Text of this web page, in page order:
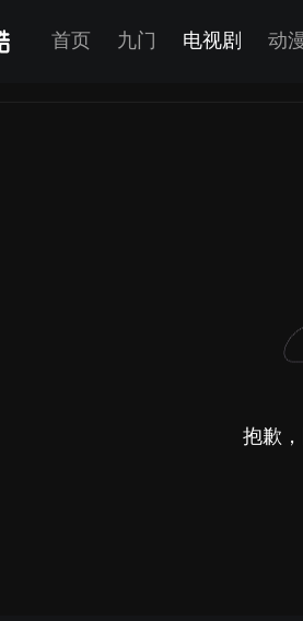
首页 九门 电视剧 动
抱歉